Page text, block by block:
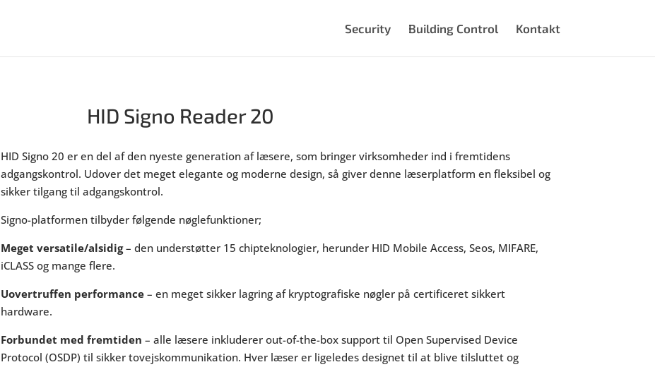
Security Building Control Kontakt
HID Signo Reader 20
HID Signo 20 er en del af den nyeste generation af læsere, som bringer virksomheder ind i fremtidens
adgangskontrol. Udover det meget elegante og moderne design, så giver denne læserplatform en fleksibel og
sikker tilgang til adgangskontrol.
Signo-platformen tilbyder følgende nøglefunktioner;
Meget versatile/alsidig– den understøtter 15 chipteknologier, herunder HID Mobile Access, Seos, MIFARE,
iCLASS og mange flere.
Uovertruffen performance– en meget sikker lagring af kryptografiske nøgler på certificeret sikkert
hardware.
Forbundet med fremtiden – alle læsere inkluderer out-of-the-box support til Open Supervised Device
Protocol (OSDP) til sikker tovejskommunikation. Hver læser er ligeledes designet til at blive tilsluttet og